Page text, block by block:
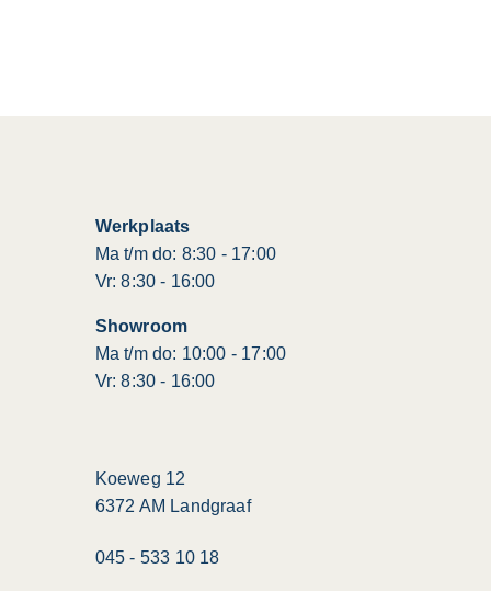
Werkplaats
Ma t/m do: 8:30 - 17:00
Vr: 8:30 - 16:00
Showroom
Ma t/m do: 10:00 - 17:00
Vr: 8:30 - 16:00
Koeweg 12
6372 AM Landgraaf
045 - 533 10 18